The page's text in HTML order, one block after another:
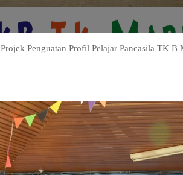
Projek Penguatan Profil Pelajar Pancasila TK B